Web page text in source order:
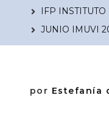
IFP
JUNIO IMUVI
por Estefanía